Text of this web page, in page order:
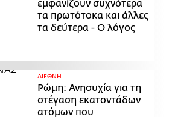
εμφανίζουν συχνότερα
τα πρωτότοκα και άλλες
τα δεύτερα - Ο λόγος
ΔΙΕΘΝΗ
Ρώμη: Ανησυχία για τη
στέγαση εκατοντάδων
ατόμων που